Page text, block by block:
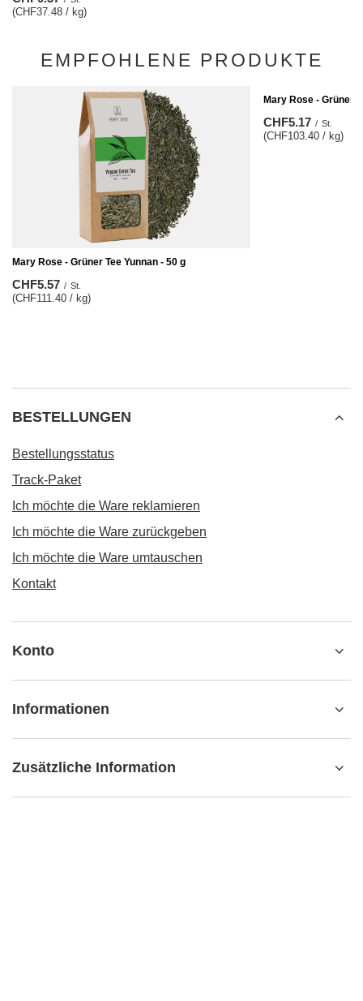
(CHF37.48 / kg)
EMPFOHLENE PRODUKTE
Mary Rose - Grüner Tee Yunnan - 50 g
CHF5.57 / St.
(CHF111.40 / kg)
Mary Rose - Grüner
CHF5.17 / St.
(CHF103.40 / kg)
BESTELLUNGEN
Bestellungsstatus
Track-Paket
Ich möchte die Ware reklamieren
Ich möchte die Ware zurückgeben
Ich möchte die Ware umtauschen
Kontakt
Konto
Informationen
Zusätzliche Information